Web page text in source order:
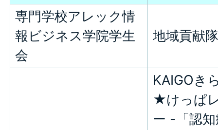
専門学校アレック情
報ビジネス学院学生
会
地域貢献
KAIGOき
★けっぱ
ー -「認